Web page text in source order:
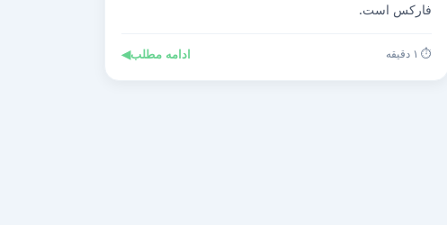
فارکس است.
⏱️ ۱ دقیقه ادامه مطلب◀